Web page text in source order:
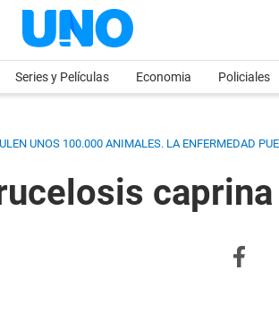
Series y Películas Economia Policiales
UNOS 100.000 ANIMALES. LA ENFERMEDAD
caprina